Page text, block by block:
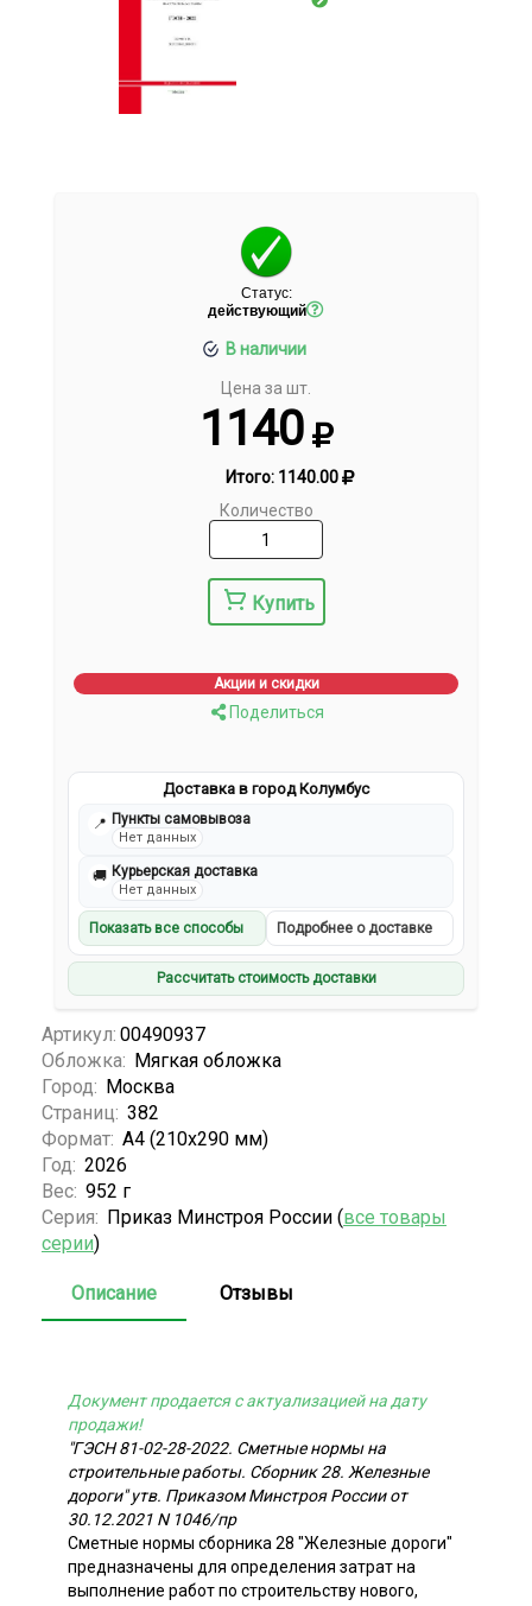
Статус:
действующий
В наличии
Цена за шт.
1140
Итого: 1140.00
Количество
Купить
Акции и скидки
Поделиться
Доставка в город Колумбус
📍 Пункты самовывоза
Нет данных
🚚 Курьерская доставка
Нет данных
Показать все способы Подробнее о доставке
Рассчитать стоимость доставки
Артикул: 00490937
Обложка: Мягкая обложка
Город: Москва
Страниц: 382
Формат: А4 (210x290 мм)
Год: 2026
Вес: 952 г
Серия: Приказ Минстроя России (все товары
серии)
Описание Отзывы
Документ продается с актуализацией на дату
продажи!
"ГЭСН 81-02-28-2022. Сметные нормы на
строительные работы. Сборник 28. Железные
дороги" утв. Приказом Минстроя России от
30.12.2021 N 1046/пр
Сметные нормы сборника 28 "Железные дороги"
предназначены для определения затрат на
выполнение работ по строительству нового,